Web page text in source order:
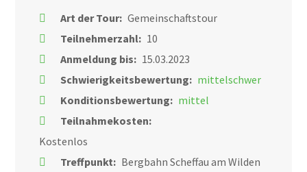
Art der Tour: Gemeinschaftstour
Teilnehmerzahl: 10
Anmeldung bis: 15.03.2023
Schwierigkeitsbewertung: mittelschwer
Konditionsbewertung: mittel
Teilnahmekosten:
Kostenlos
Treffpunkt: Bergbahn Scheffau am Wilden